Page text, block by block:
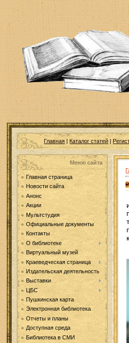
Главная |Каталог статей |
Меню сайта
Главная страница
Новости сайта
Анонс
Акции
Мультстудия
Официальные документы
Контакты
О библиотеке
Виртуальный музей
Краеведческая страница
Издательская деятельность
Выставки
ЦБС
Пушкинская карта
Электронная библиотека
Отчеты и планы
Доступная среда
Библиотека в СМИ